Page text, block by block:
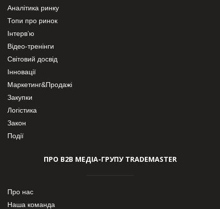
Аналітика ринку
Топи про ринок
Інтерв’ю
Відео-тренінги
Світовий досвід
Інновації
Маркетинг&Продажі
Закупки
Логістика
Закон
Події
ПРО В2В МЕДІА-ГРУПУ TRADEMASTER
Про нас
Наша команда